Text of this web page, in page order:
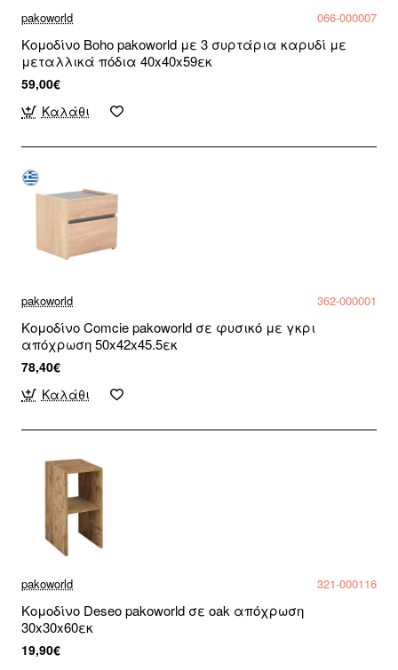
pakoworld 066-000007
Κομοδίνο Boho pakoworld με 3 συρτάρια καρυδί με
μεταλλικά πόδια 40x40x59εκ
59,00€
Καλάθι
pakoworld 362-000001
Κομοδίνο Comcie pakoworld σε φυσικό με γκρι
απόχρωση 50x42x45.5εκ
78,40€
Καλάθι
pakoworld 321-000116
Κομοδίνο Deseo pakoworld σε oak απόχρωση
30x30x60εκ
19,90€